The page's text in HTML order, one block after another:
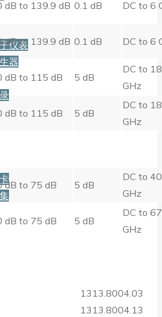
仪表
器
dB to 139.9 dB 0.1 dB DC to 6
dB to 139.9 dB 0.1 dB DC to 6
dB to 115 dB 5 dB
DC to 18
GHz
dB to 115 dB 5 dB
DC to 18
GHz
dB to 75 dB 5 dB
DC to 40
GHz
dB to 75 dB 5 dB
DC to 67
GHz
1313.8004.03
1313.8004.13